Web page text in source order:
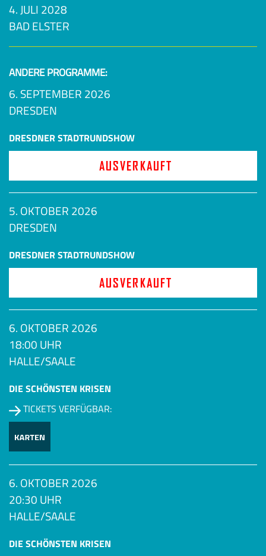
4. JULI 2028
BAD ELSTER
ANDERE PROGRAMME:
6. SEPTEMBER 2026
DRESDEN
DRESDNER STADTRUNDSHOW
AUSVERKAUFT
5. OKTOBER 2026
DRESDEN
DRESDNER STADTRUNDSHOW
AUSVERKAUFT
6. OKTOBER 2026
18:00 UHR
HALLE/SAALE
DIE SCHÖNSTEN KRISEN
TICKETS VERFÜGBAR:
6. OKTOBER 2026
20:30 UHR
HALLE/SAALE
DIE SCHÖNSTEN KRISEN